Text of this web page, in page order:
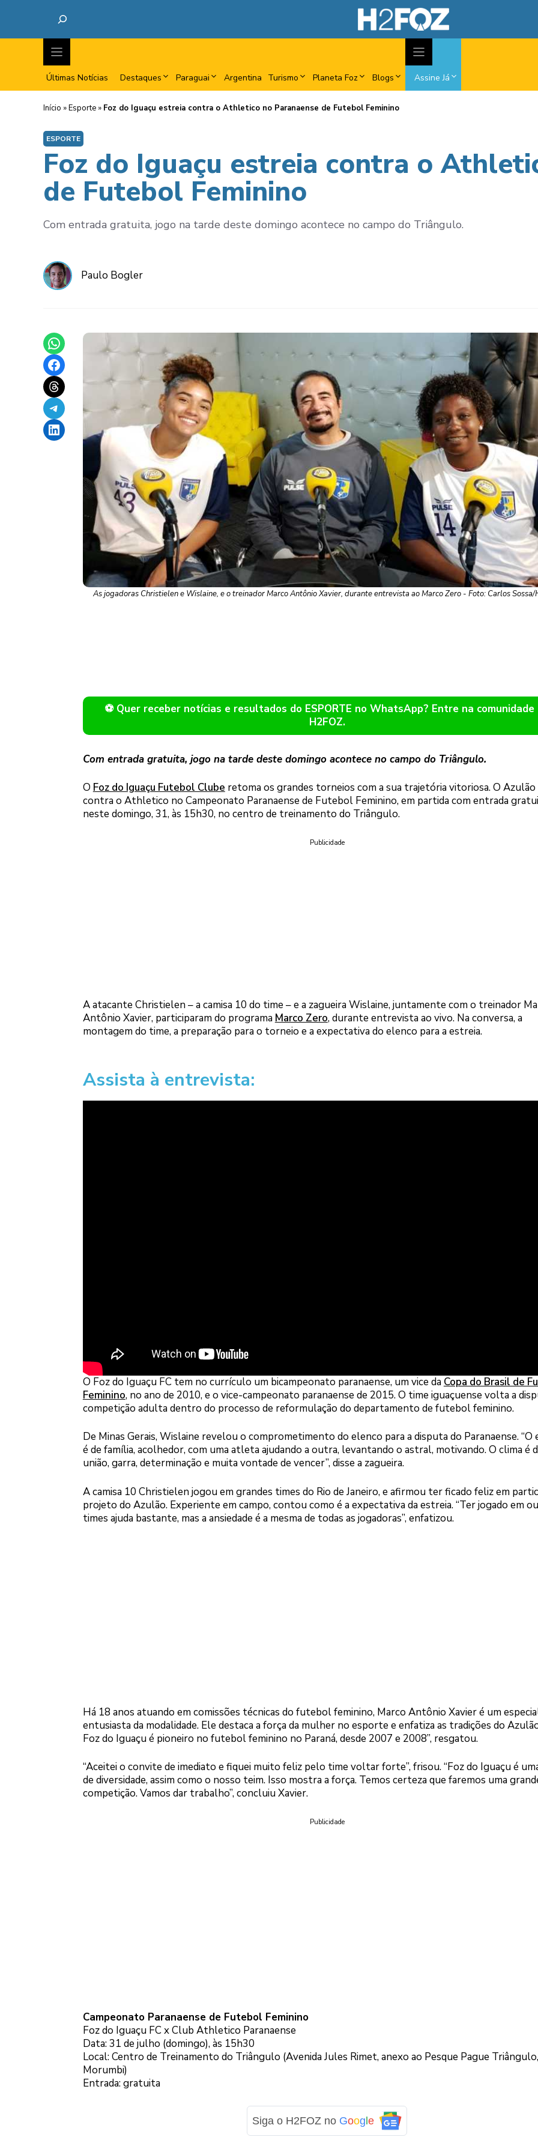
Últimas Notícias Destaques Paraguai Argentina Turismo Planeta Foz Blogs Assine Já
Início »Esporte » Foz do Iguaçu estreia contra o Athletico no Paranaense de Futebol Feminino
ESPORTE
Foz do Iguaçu estreia contra o
de Futebol Feminino
Com entrada gratuita, jogo na tarde deste domingo acontece no campo do Triângulo.
Paulo Bogler
Share on WhatsApp
Share on Facebook
Share on Threads
Share on Telegram
Share on LinkedIn
As jogadoras Christielen e Wislaine, e o treinador Marco Antônio Xavier, durante entrevista ao Marco Zero - Foto: Carlos Sossa/
⚽ Quer receber notícias e resultados do ESPORTE no WhatsApp? Entre na comunidade
H2FOZ.
Com entrada gratuita, jogo na tarde deste domingo acontece no campo do Triângulo.
O Foz do Iguaçu Futebol Clube retoma os grandes torneios com a sua trajetória vitoriosa. O
contra o Athletico no Campeonato Paranaense de Futebol Feminino, em partida com entrada
neste domingo, 31, às 15h30, no centro de treinamento do Triângulo.
Publicidade
A atacante Christielen – a camisa 10 do time – e a zagueira Wislaine, juntamente com o treinador
Antônio Xavier, participaram do programa Marco Zero, durante entrevista ao vivo. Na conversa, a
montagem do time, a preparação para o torneio e a expectativa do elenco para a estreia.
Assista à entrevista:
O Foz do Iguaçu FC tem no currículo um bicampeonato paranaense, um vice da Copa do Brasil de
Feminino, no ano de 2010, e o vice-campeonato paranaense de 2015. O time iguaçuense volta a
competição adulta dentro do processo de reformulação do departamento de futebol feminino.
De Minas Gerais, Wislaine revelou o comprometimento do elenco para a disputa do Paranaense. “O
é de família, acolhedor, com uma atleta ajudando a outra, levantando o astral, motivando. O clima é
união, garra, determinação e muita vontade de vencer”, disse a zagueira.
A camisa 10 Christielen jogou em grandes times do Rio de Janeiro, e afirmou ter ficado feliz em
projeto do Azulão. Experiente em campo, contou como é a expectativa da estreia. “Ter jogado em
times ajuda bastante, mas a ansiedade é a mesma de todas as jogadoras”, enfatizou.
Há 18 anos atuando em comissões técnicas do futebol feminino, Marco Antônio Xavier é um
entusiasta da modalidade. Ele destaca a força da mulher no esporte e enfatiza as tradições do
Foz do Iguaçu é pioneiro no futebol feminino no Paraná, desde 2007 e 2008”, resgatou.
“Aceitei o convite de imediato e fiquei muito feliz pelo time voltar forte”, frisou. “Foz do Iguaçu é
de diversidade, assim como o nosso teim. Isso mostra a força. Temos certeza que faremos uma
competição. Vamos dar trabalho”, concluiu Xavier.
Publicidade
Campeonato Paranaense de Futebol Feminino
Foz do Iguaçu FC x Club Athletico Paranaense
Data: 31 de julho (domingo), às 15h30
Local: Centro de Treinamento do Triângulo (Avenida Jules Rimet, anexo ao Pesque Pague
Morumbi)
Entrada: gratuita
Siga o H2FOZ no Google